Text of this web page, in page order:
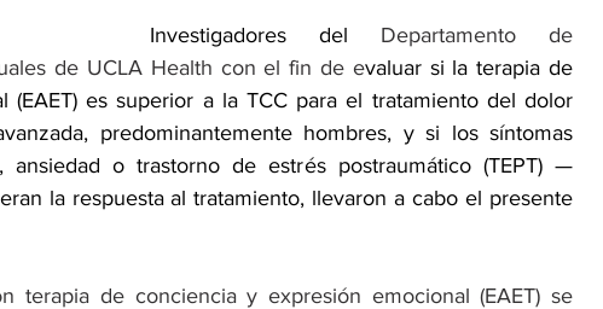
Investigadores del Departamento de
de UCLA Health con el fin de evaluar si la terapia de
(EAET) es superior a la TCC para el tratamiento del dolor
predominantemente hombres, y si los síntomas
ansiedad o trastorno de estrés postraumático (TEPT) —
la respuesta al tratamiento, llevaron a cabo el presente
terapia de conciencia y expresión emocional (EAET) se